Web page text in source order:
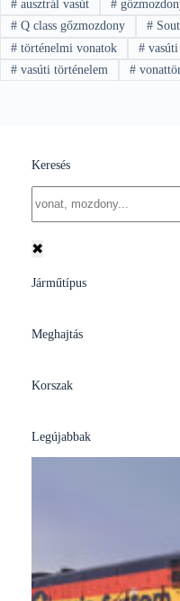
#ausztrál vasút #
#Q class gőzmozdony #
#történelmi vonatok #vasúti
#vasúti történelem #
Keresés
results
✖
Járműtípus
Meghajtás
Korszak
Legújabbak